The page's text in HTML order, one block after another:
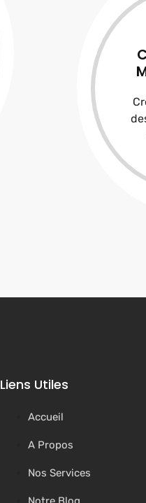
Liens Utiles
Accueil
A Propos
Nos Services